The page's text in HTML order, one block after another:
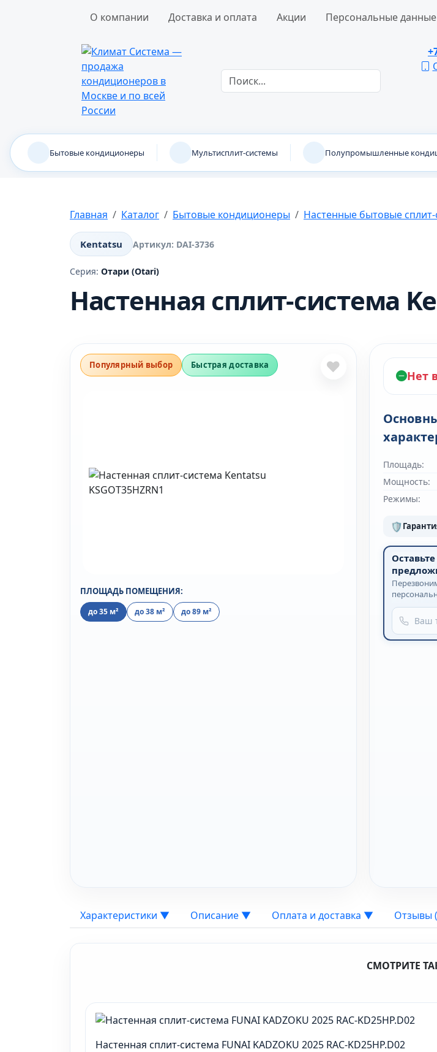
О компании Доставка и оплата Акции Персональные данные
Бытовые кондиционеры Мультисплит-системы Полупромышленные
Главная Каталог Бытовые кондиционеры Настенные бытовые
Kentatsu Артикул: DAI-3736
Серия: Отари (Otari)
Настенная сплит-система
Популярный выбор Быстрая доставка ❤
ПЛОЩАДЬ ПОМЕЩЕНИЯ:
до 35 м² до 38 м² до 89 м²
Нет
Площадь:
Мощность:
Режимы:
🛡
Характеристики ▼ Описание ▼ Оплата и доставка ▼ Отзывы
СМОТРИТЕ
Настенная сплит-система FUNAI KADZOKU 2025 RAC-KD25HP.D02